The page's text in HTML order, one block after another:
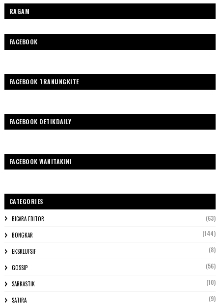
RAGAM
FACEBOOK
FACEBOOK TRANUNGKITE
FACEBOOK DETIKDAILY
FACEBOOK WANITAKINI
CATEGORIES
BICARA EDITOR (63)
BONGKAR (144)
EKSKLUFSIF (8)
GOSSIP (56)
SARKASTIK (10)
SATIRA (9)